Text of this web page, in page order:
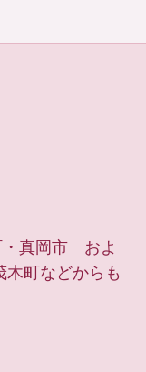
・真岡市 およ
木町などからも